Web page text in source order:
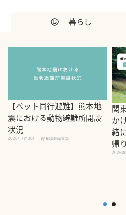
暮らし
【ペット同行避難】熊本地
震における動物避難所開設
状況
2026年7月30日 By equall編集部
関
か
緒
帰
2026年